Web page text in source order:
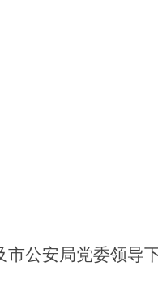
公安局党委领导